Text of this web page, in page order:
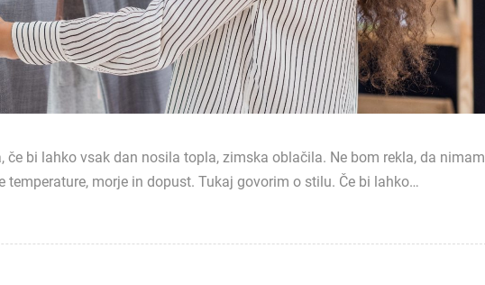
če bi lahko vsak dan nosila topla, zimska oblačila. Ne bom rekla, da nimam
temperature, morje in dopust. Tukaj govorim o stilu. Če bi lahko…